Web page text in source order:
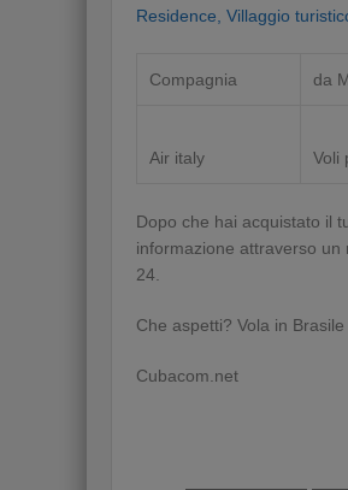
Residence, Villaggio
Compagnia da
Air italy Voli
Dopo che hai acquistato il
informazione attraverso
24.
Che aspetti? Vola in
Cubacom.net